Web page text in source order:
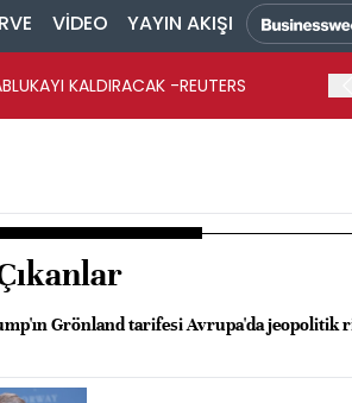
VİDEO YAYIN AKIŞI
KALDIRACAK -REUTERS
Grönland tarifesi Avrupa'da jeopolitik